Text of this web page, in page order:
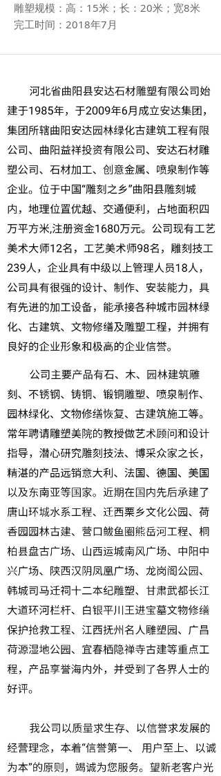
雕塑规模：高：15米；长：20米；宽8米
完工时间：2018年7月